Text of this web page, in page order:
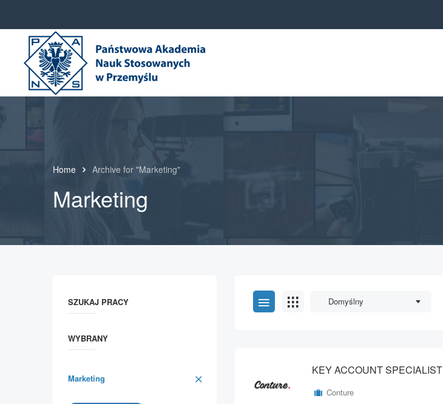
Home Archive for "Marketing"
Marketing
SZUKAJ PRACY
WYBRANY
Marketing
Domyślny
KEY ACCOUNT SPECIALIST
Conture